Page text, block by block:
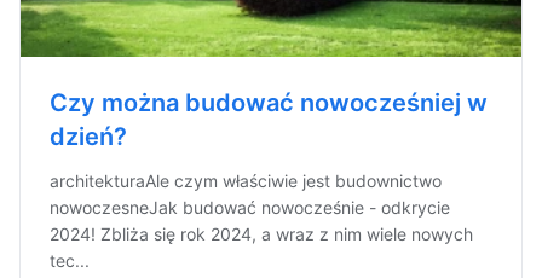
Czy można budować nowocześniej w
dzień?
architekturaAle czym właściwie jest budownictwo
nowoczesneJak budować nowocześnie - odkrycie
2024! Zbliża się rok 2024, a wraz z nim wiele nowych
tec...